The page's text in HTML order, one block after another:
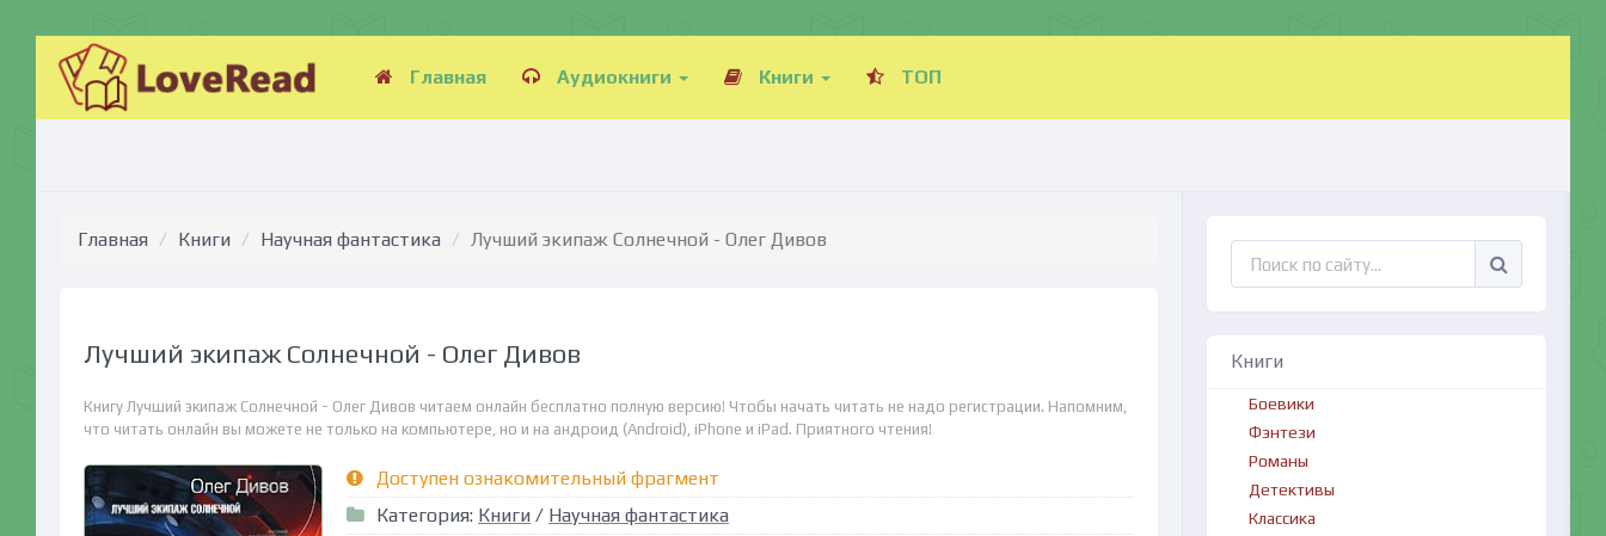
Главная Аудиокниги Книги ТОП
Главная Книги Научная фантастика Лучший экипаж Солнечной - Олег Дивов
Лучший экипаж Солнечной - Олег Дивов
Книгу Лучший экипаж Солнечной - Олег Дивов читаем онлайн бесплатно полную версию! Чтобы начать читать не надо регистрации. Напомним,
что читать онлайн вы можете не только на компьютере, но и на андроид (Android), iPhone и iPad. Приятного чтения!
Доступен ознакомительный фрагмент
Категория: Книги / Научная фантастика
Книги
Боевики
Фэнтези
Романы
Детективы
Классика